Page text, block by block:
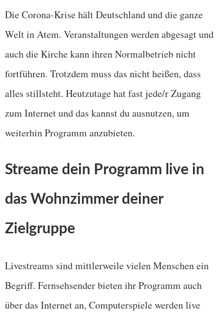
Die Corona-Krise hält Deutschland und die ganze
Welt in Atem. Veranstaltungen werden abgesagt und
auch die Kirche kann ihren Normalbetrieb nicht
fortführen. Trotzdem muss das nicht heißen, dass
alles stillsteht. Heutzutage hat fast jede/r Zugang
zum Internet und das kannst du ausnutzen, um
weiterhin Programm anzubieten.
Streame dein Programm live in
das Wohnzimmer deiner
Zielgruppe
Livestreams sind mittlerweile vielen Menschen ein
Begriff. Fernsehsender bieten ihr Programm auch
über das Internet an, Computerspiele werden live